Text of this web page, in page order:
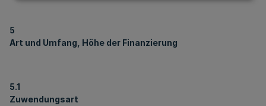
5
Art und Umfang, Höhe der Finanzierung
5.1
Zuwendungsart